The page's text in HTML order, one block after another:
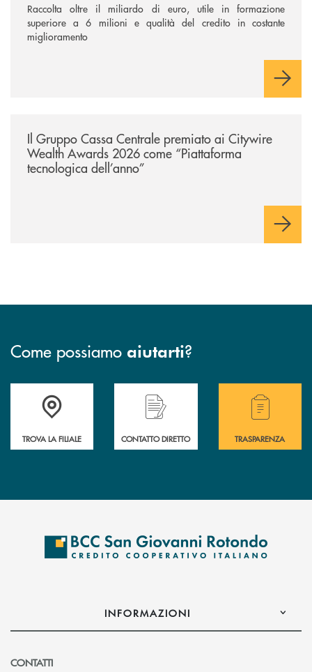
Raccolta oltre il miliardo di euro, utile in formazione
superiore a 6 milioni e qualità del credito in costante
miglioramento
Il Gruppo Cassa Centrale premiato ai Citywire
Wealth Awards 2026 come “Piattaforma
tecnologica dell’anno”
Come possiamo aiutarti?
Accedi all' elenco completo delle filiali della BCC San Giovanni
TROVA LA FILIALE
Hai bisogno di assistenza immediata?
CONTATTO DIRETTO
Hai bisogno di
TRASPARENZA
INFORMAZIONI
CONTATTI